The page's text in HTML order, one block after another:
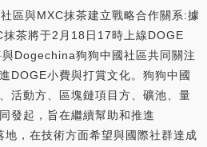
區與MXC抹茶建立戰略合作關系:據
茶將于2月18日17時上線DOGE
Dogechina狗狗中國社區共同關注
DOGE小費與打賞文化。狗狗中國
活動方、區塊鏈項目方、礦池、量
發起，旨在繼續幫助和推進
，在技術方面希望與國際社群達成